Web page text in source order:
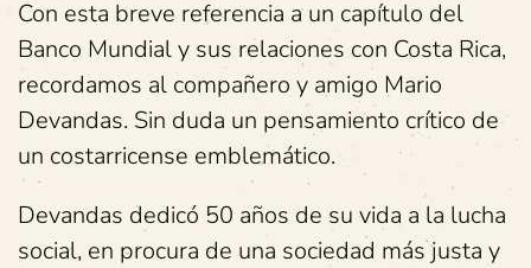
Con esta breve referencia a un capítulo del
Banco Mundial y sus relaciones con Costa Rica,
recordamos al compañero y amigo Mario
Devandas. Sin duda un pensamiento crítico de
un costarricense emblemático.
Devandas dedicó 50 años de su vida a la lucha
social, en procura de una sociedad más justa y